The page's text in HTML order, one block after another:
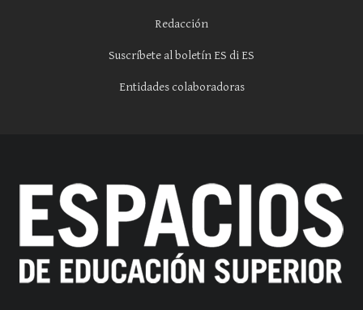
Redacción
Suscríbete al boletín ES di ES
Entidades colaboradoras